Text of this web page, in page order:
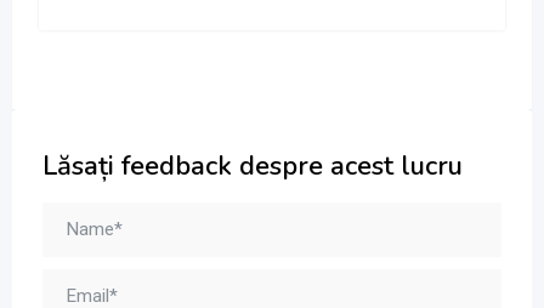
Lăsați feedback despre acest lucru